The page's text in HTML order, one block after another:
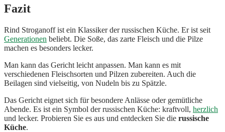
Fazit
Rind Stroganoff ist ein Klassiker der russischen Küche. Er ist seit
Generationen beliebt. Die Soße, das zarte Fleisch und die Pilze
machen es besonders lecker.
Man kann das Gericht leicht anpassen. Man kann es mit
verschiedenen Fleischsorten und Pilzen zubereiten. Auch die
Beilagen sind vielseitig, von Nudeln bis zu Spätzle.
Das Gericht eignet sich für besondere Anlässe oder gemütliche
Abende. Es ist ein Symbol der russischen Küche: kraftvoll, herzlich
und lecker. Probieren Sie es aus und entdecken Sie die russische
Küche.